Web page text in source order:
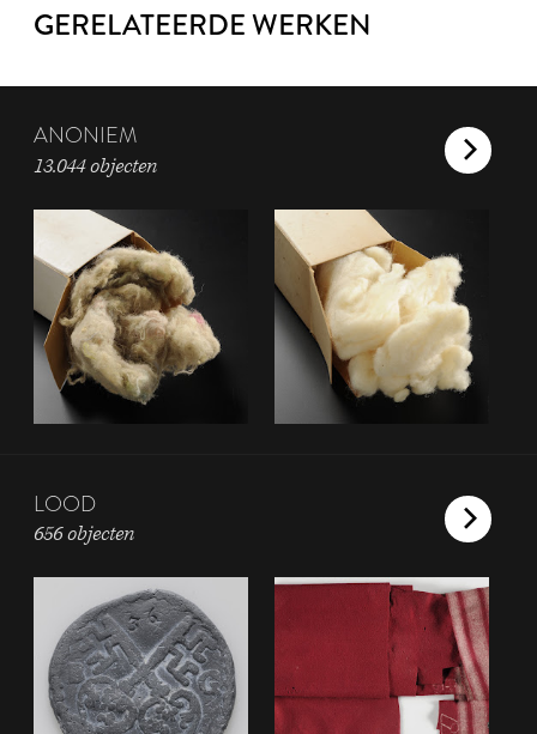
GERELATEERDE WERKEN
ANONIEM
13.044 objecten
LOOD
656 objecten